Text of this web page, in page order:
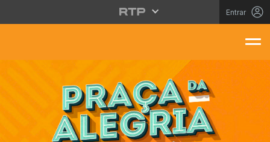
Saltar para o conteúdo principal
Entrar